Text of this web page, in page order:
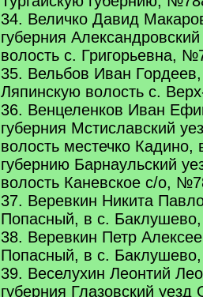
34. Величко Давид
губерния
волость с. Григорьевна,
35. Вельбов Иван Гордеев,
Ляпинскую волость с.
36. Венцеленков Иван
губерния Мстиславский
волость местечко Кадино,
губернию Барнаульский
волость Каневское с/о,
37. Веревкин Никита
Попасный, в с. Баклушево,
38. Веревкин Петр
Попасный, в с. Баклушево,
39. Веселухин Леонтий
губерния Глазовский уезд